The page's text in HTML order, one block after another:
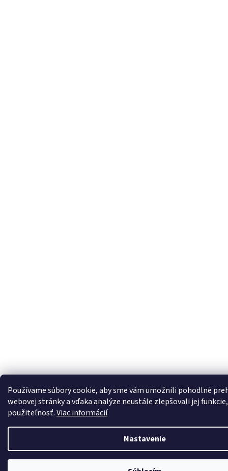
Používame súbory cookie, aby sme vám umožnili pohodlné
webovej stránky a vďaka analýze neustále zlepšovali jej
použiteľnosť.Viac informácií
Nastavenie